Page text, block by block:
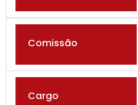
Comissão
Cargo